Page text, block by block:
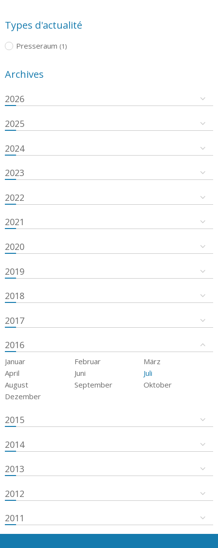
Types d'actualité
Presseraum (1)
Archives
2026
2025
2024
2023
2022
2021
2020
2019
2018
2017
2016
Januar Februar
März
April
Juni
Juli
August
September
Oktober
Dezember
2015
2014
2013
2012
2011